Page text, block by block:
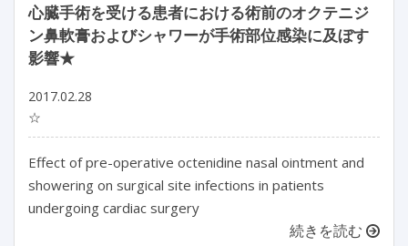
心臓手術を受ける患者における術前のオクテニジ
ン鼻軟膏およびシャワーが手術部位感染に及ぼす
影響★
2017.02.28
☆
Effect of pre-operative octenidine nasal ointment and
showering on surgical site infections in patients
undergoing cardiac surgery
続きを読む